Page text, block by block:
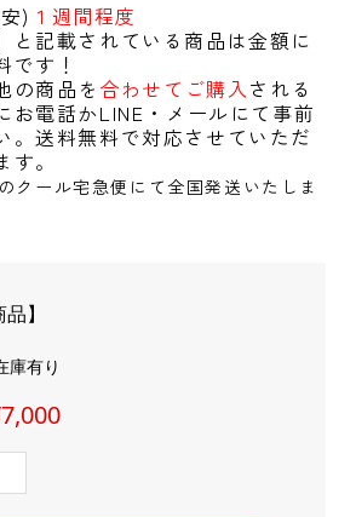
) １週間程度
記載されている商品は金額に
です！
の商品を 合わせてご購入される
お電話かLINE・メールにて事前
。送料無料で対応させていただ
。
クール宅急便にて全国発送いたしま
】
庫有り